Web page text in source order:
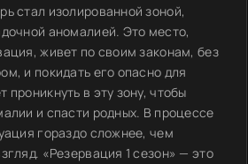
стал изолированной зоной,
аномалией. Это место,
живет по своим законам, без
и покидать его опасно для
в эту зону, чтобы
и спасти родных. В процессе
гораздо сложнее, чем
«Резервация 1 сезон» — это